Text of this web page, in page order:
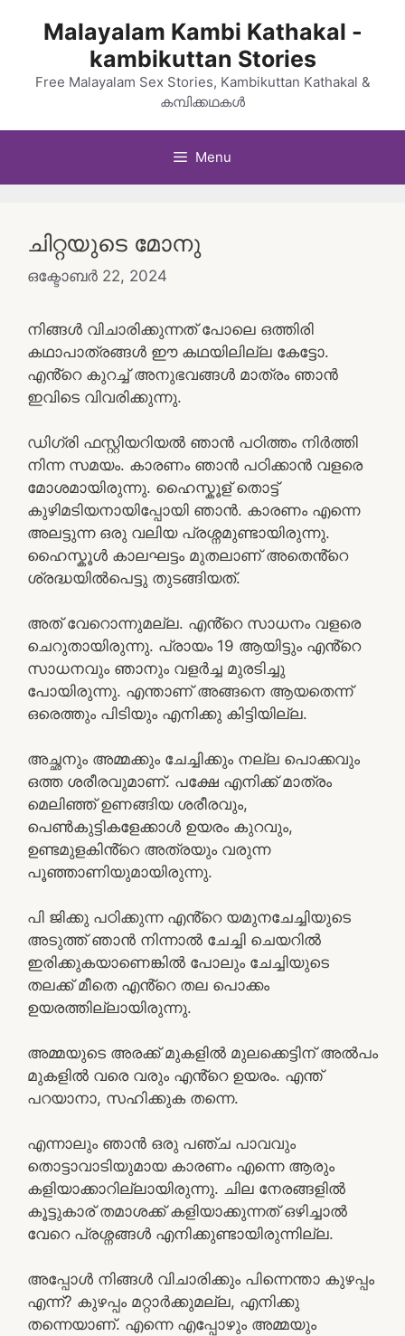
Malayalam Kambi Kathakal -
kambikuttan Stories
Free Malayalam Sex Stories, Kambikuttan Kathakal &
കമ്പിക്കഥകൾ
Menu
ചിറ്റയുടെ മോനു
ഒക്ടോബർ 22, 2024
നിങ്ങൾ വിചാരിക്കുന്നത് പോലെ ഒത്തിരി
കഥാപാത്രങ്ങൾ ഈ കഥയിലില്ല കേട്ടോ.
എൻ്റെ കുറച്ച് അനുഭവങ്ങൾ മാത്രം ഞാൻ
ഇവിടെ വിവരിക്കുന്നു.
ഡിഗ്രി ഫസ്റ്റിയറിയൽ ഞാൻ പഠിത്തം നിർത്തി
നിന്ന സമയം. കാരണം ഞാൻ പഠിക്കാൻ വളരെ
മോശമായിരുന്നു. ഹൈസ്കൂള് തൊട്ട്
കുഴിമടിയനായിപ്പോയി ഞാൻ. കാരണം എന്നെ
അലട്ടുന്ന ഒരു വലിയ പ്രശ്നമുണ്ടായിരുന്നു.
ഹൈസ്കൂൾ കാലഘട്ടം മുതലാണ് അതെൻ്റെ
ശ്രദ്ധയിൽപെട്ടു തുടങ്ങിയത്.
അത് വേറൊന്നുമല്ല. എൻ്റെ സാധനം വളരെ
ചെറുതായിരുന്നു. പ്രായം 19 ആയിട്ടും എൻ്റെ
സാധനവും ഞാനും വളർച്ച മുരടിച്ചു
പോയിരുന്നു. എന്താണ് അങ്ങനെ ആയതെന്ന്
ഒരെത്തും പിടിയും എനിക്കു കിട്ടിയില്ല.
അച്ഛനും അമ്മക്കും ചേച്ചിക്കും നല്ല പൊക്കവും
ഒത്ത ശരീരവുമാണ്. പക്ഷേ എനിക്ക് മാത്രം
മെലിഞ്ഞ് ഉണങ്ങിയ ശരീരവും,
പെൺകുട്ടികളേക്കാൾ ഉയരം കുറവും,
ഉണ്ടമുളകിൻ്റെ അത്രയും വരുന്ന
പൂഞ്ഞാണിയുമായിരുന്നു.
പി ജിക്കു പഠിക്കുന്ന എൻ്റെ യമുനചേച്ചിയുടെ
അടുത്ത് ഞാൻ നിന്നാൽ ചേച്ചി ചെയറിൽ
ഇരിക്കുകയാണെങ്കിൽ പോലും ചേച്ചിയുടെ
തലക്ക് മീതെ എൻ്റെ തല പൊക്കം
ഉയരത്തില്ലായിരുന്നു.
അമ്മയുടെ അരക്ക് മുകളിൽ മുലക്കെട്ടിന് അൽപം
മുകളിൽ വരെ വരും എൻ്റെ ഉയരം. എന്ത്
പറയാനാ, സഹിക്കുക തന്നെ.
എന്നാലും ഞാൻ ഒരു പഞ്ച പാവവും
തൊട്ടാവാടിയുമായ കാരണം എന്നെ ആരും
കളിയാക്കാറില്ലായിരുന്നു. ചില നേരങ്ങളിൽ
കൂട്ടുകാര് തമാശക്ക് കളിയാക്കുന്നത് ഒഴിച്ചാൽ
വേറെ പ്രശ്നങ്ങൾ എനിക്കുണ്ടായിരുന്നില്ല.
അപ്പോൾ നിങ്ങൾ വിചാരിക്കും പിന്നെന്താ കുഴപ്പം
എന്ന്? കുഴപ്പം മറ്റാർക്കുമല്ല, എനിക്കു
തന്നെയാണ്. എന്നെ എപ്പോഴും അമ്മയും